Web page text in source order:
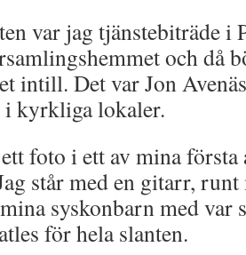
var jag tjänstebiträde i
och då
intill. Det var Jon
i kyrkliga lokaler.
foto i ett av mina
står med en gitarr,
syskonbarn med
för hela slanten.